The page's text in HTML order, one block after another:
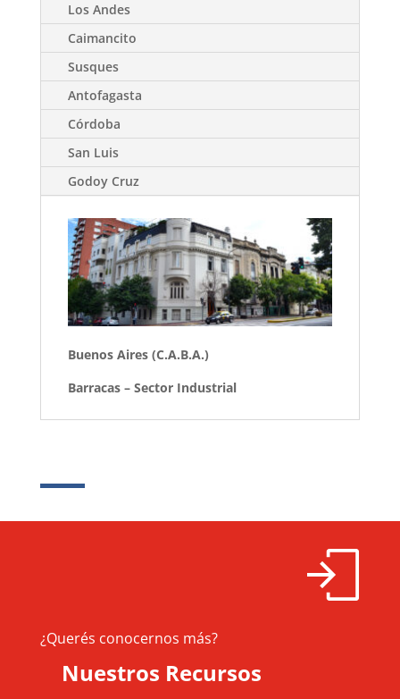
Los Andes
Caimancito
Susques
Antofagasta
Córdoba
San Luis
Godoy Cruz
Buenos Aires (C.A.B.A.)
Barracas – Sector Industrial
¿Querés conocernos más?
Nuestros Recursos